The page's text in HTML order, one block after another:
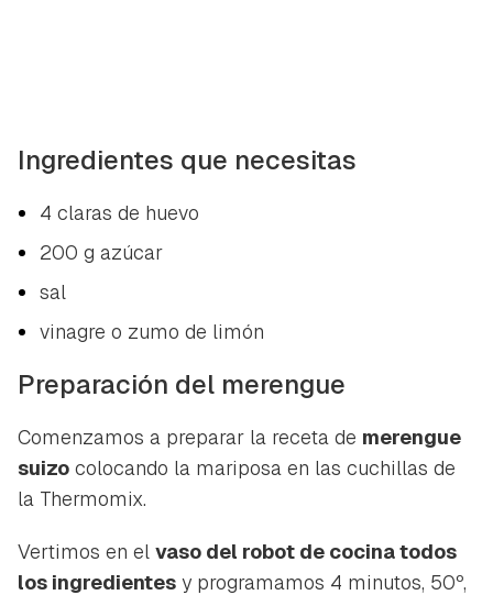
Ingredientes que necesitas
4 claras de huevo
200 g azúcar
sal
vinagre o zumo de limón
Preparación del merengue
Comenzamos a preparar la receta de merengue
suizo colocando la mariposa en las cuchillas de
la Thermomix.
Vertimos en el vaso del robot de cocina todos
los ingredientes y programamos 4 minutos, 50º,